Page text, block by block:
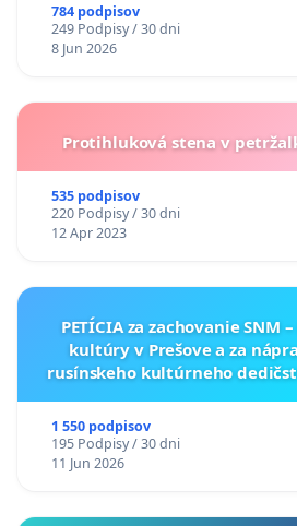
784 podpisov
249 Podpisy / 30 dni
8 Jun 2026
Protihluková stena v
535 podpisov
220 Podpisy / 30 dni
12 Apr 2023
PETÍCIA za zachovanie SNM
kultúry v Prešove a za
rusínskeho kultúrneho
1 550 podpisov
195 Podpisy / 30 dni
11 Jun 2026